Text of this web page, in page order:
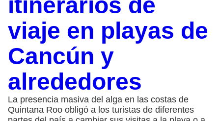
viaje en playas de
Cancún y
alrededores
La presencia masiva del alga en las costas de
Quintana Roo obligó a los turistas de diferentes